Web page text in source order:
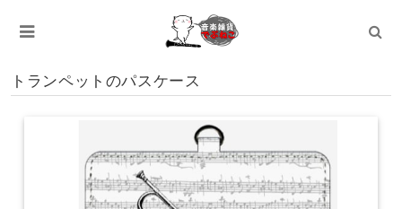
トランペットのパスケース